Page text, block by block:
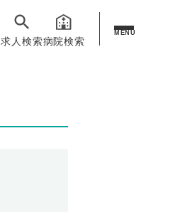
求人検索病院検索
MENU